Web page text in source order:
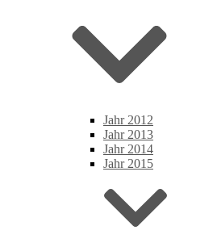
Jahr 2012
Jahr 2013
Jahr 2014
Jahr 2015